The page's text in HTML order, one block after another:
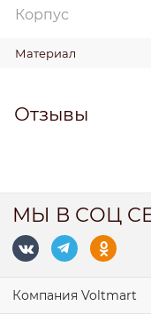
Корпус
Материал
Отзывы
МЫ В СОЦ
Компания Voltmart